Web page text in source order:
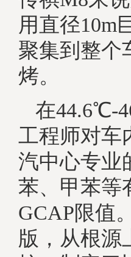
用直径10m
聚集到整个
烤。
在44.6℃-
工程师对车
汽中心专业
苯、甲苯等
GCAP限值
版，从根源